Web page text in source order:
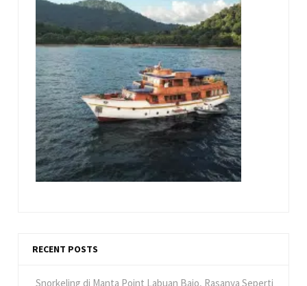
RECENT POSTS
Snorkeling di Manta Point Labuan Bajo, Rasanya Seperti